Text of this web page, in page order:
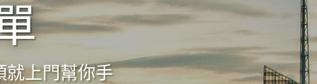
就上門幫你手